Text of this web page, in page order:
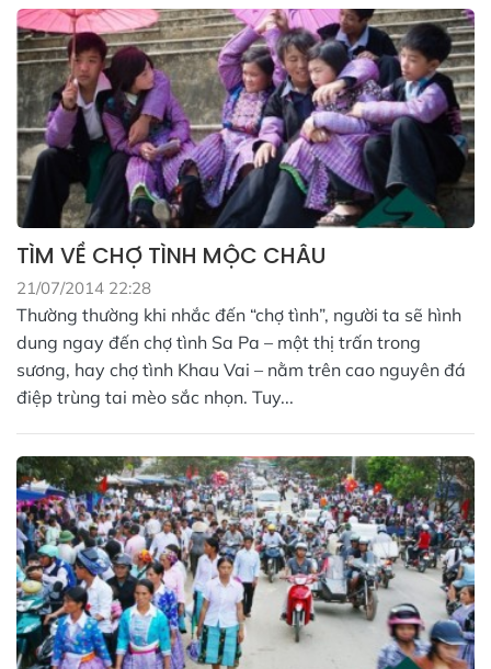
TÌM VỀ CHỢ TÌNH MỘC CHÂU
21/07/2014 22:28
Thường thường khi nhắc đến “chợ tình”, người ta sẽ hình
dung ngay đến chợ tình Sa Pa – một thị trấn trong
sương, hay chợ tình Khau Vai – nằm trên cao nguyên đá
điệp trùng tai mèo sắc nhọn. Tuy...